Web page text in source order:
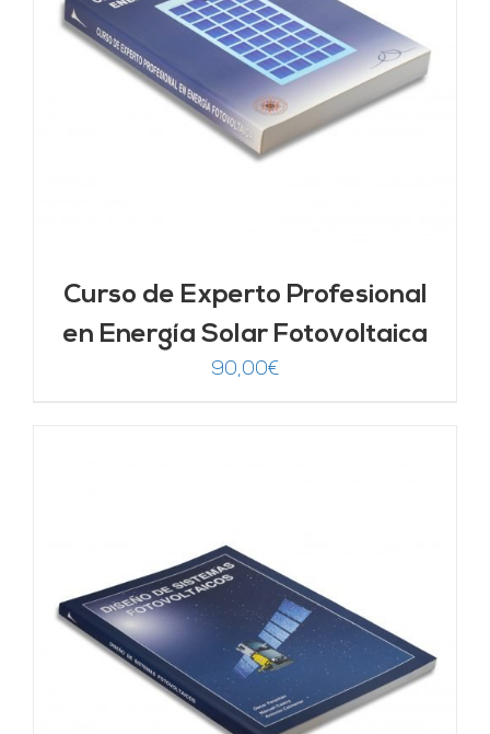
Curso de Experto Profesional
en Energía Solar Fotovoltaica
90,00€